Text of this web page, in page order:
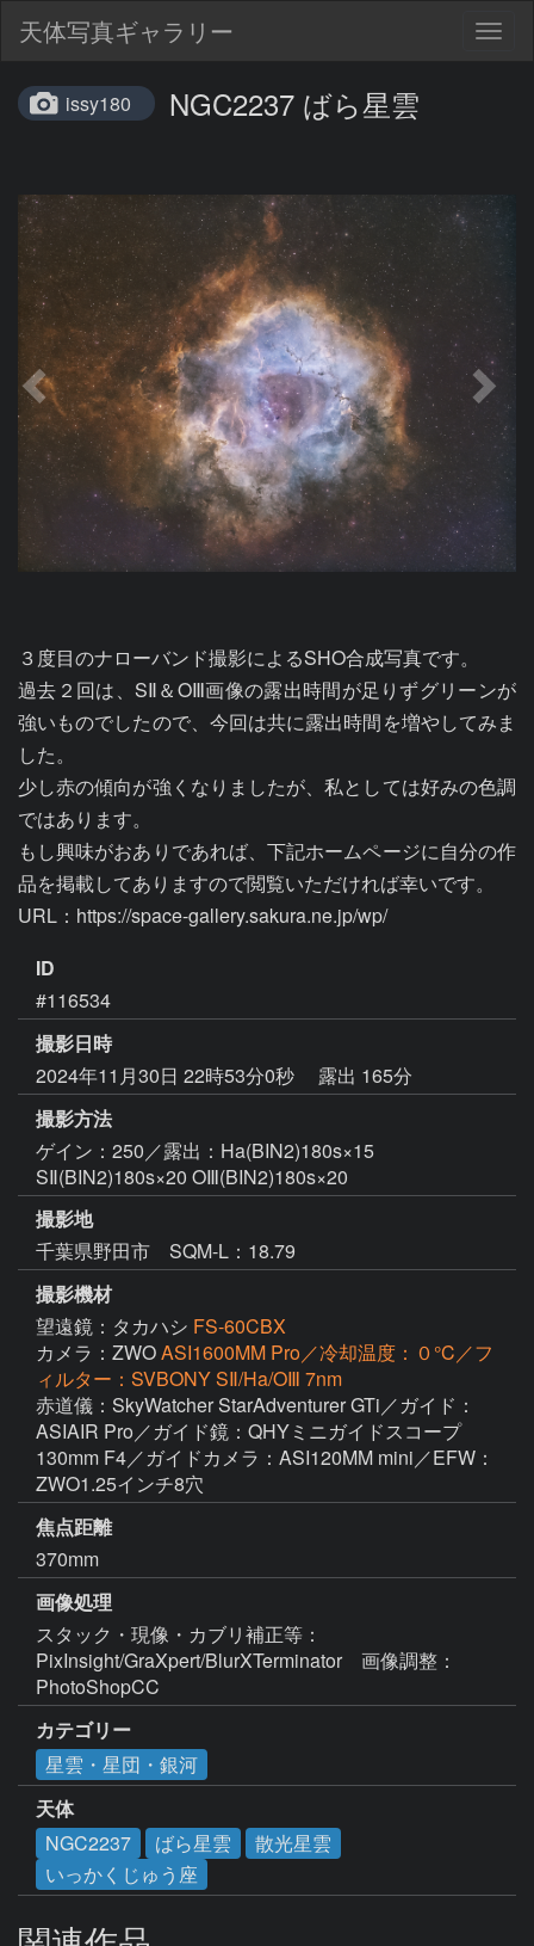
天体写真ギャラリー
issy180 NGC2237 ばら星雲
３度目のナローバンド撮影によるSHO合成写真です。
過去２回は、SⅡ＆OⅢ画像の露出時間が足りずグリーンが
強いものでしたので、今回は共に露出時間を増やしてみま
した。
少し赤の傾向が強くなりましたが、私としては好みの色調
ではあります。
もし興味がおありであれば、下記ホームページに自分の作
品を掲載してありますので閲覧いただければ幸いです。
URL：https://space-gallery.sakura.ne.jp/wp/
ID
#116534
撮影日時
2024年11月30日 22時53分0秒
露出 165分
撮影方法
ゲイン：250／露出：Ha(BIN2)180s×15
SⅡ(BIN2)180s×20 OⅢ(BIN2)180s×20
撮影地
千葉県野田市 SQM-L：18.79
撮影機材
望遠鏡：タカハシ FS-60CBX
カメラ：ZWOASI1600MM Pro／冷却温度：０°C／フ
ィルター：SVBONY SⅡ/Ha/OⅢ 7nm
赤道儀：SkyWatcher StarAdventurer GTi／ガイド：
ASIAIR Pro／ガイド鏡：QHYミニガイドスコープ
130mm F4／ガイドカメラ：ASI120MM mini／EFW：
ZWO1.25インチ8穴
焦点距離
370mm
画像処理
スタック・現像・カブリ補正等：
PixInsight/GraXpert/BlurXTerminator　画像調整：
PhotoShopCC
カテゴリー
星雲・星団・銀河
天体
NGC2237
ばら星雲
散光星雲
いっかくじゅう座